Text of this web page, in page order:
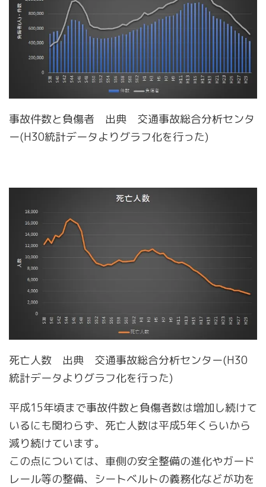
事故件数と負傷者 出典 交通事故総合分析センタ
ー(H30統計データよりグラフ化を行った)
死亡人数 出典 交通事故総合分析センター(H30
統計データよりグラフ化を行った)
平成15年頃まで事故件数と負傷者数は増加し続けて
いるにも関わらず、死亡人数は平成5年くらいから
減り続けています。
この点については、車側の安全整備の進化やガード
レール等の整備、シートベルトの義務化などが功を